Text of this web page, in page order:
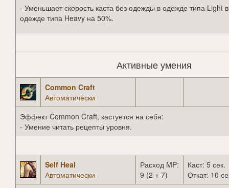
- Уменьшает скорость каста без одежды в одежде типа Light в
одежде типа Heavy на 50%.
Активные умения
Common Craft
Автоматически
Эффект Common Craft, кастуется на себя:
- Умение читать рецепты уровня.
Self Heal
Автоматически
Расход MP:
9 (2 + 7)
Каст: 5 сек.
Откат: 10